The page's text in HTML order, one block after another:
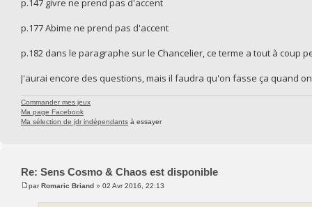
p.147 givre ne prend pas d'accent
p.177 Abime ne prend pas d'accent
p.182 dans le paragraphe sur le Chancelier, ce terme a tout à coup
J'aurai encore des questions, mais il faudra qu'on fasse ça quand
Commander mes jeux
Ma page Facebook
Ma sélection de jdr indépendants à essayer
Re: Sens Cosmo & Chaos est disponible
parRomaric Briand » 02 Avr 2016, 22:13